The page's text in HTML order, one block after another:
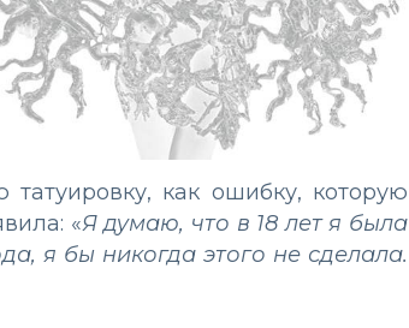
как ошибку, которую
«Я думаю, что в 18 лет я была
я бы никогда этого не сделала.